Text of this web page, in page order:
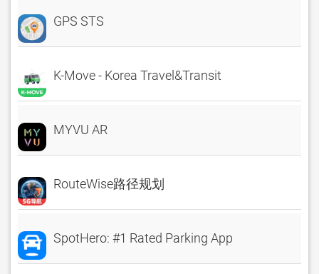
GPS STS
K-Move - Korea Travel&Transit
MYVU AR
RouteWise路径规划
SpotHero: #1 Rated Parking App